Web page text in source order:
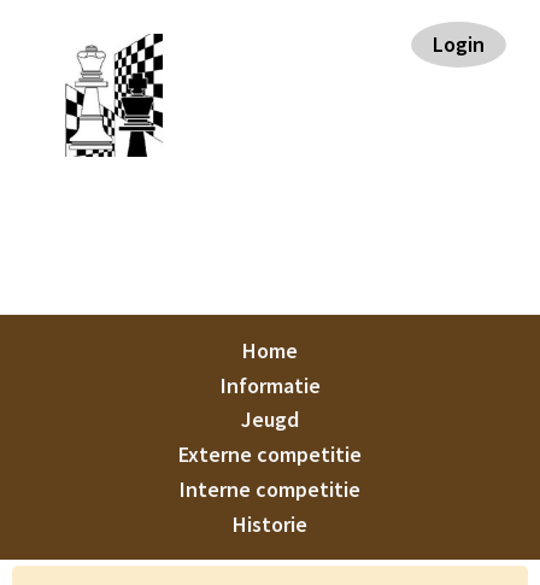
hoofdnavigatie
sidebar
voettekst
Login
Home
Informatie
Jeugd
Externe competitie
Interne competitie
Historie